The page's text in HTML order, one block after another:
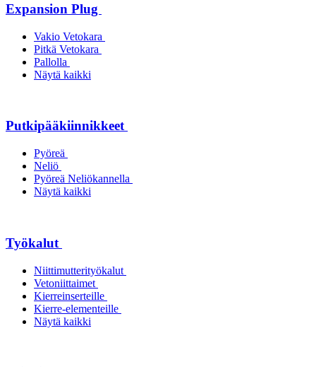
Expansion Plug
Vakio Vetokara
Pitkä Vetokara
Pallolla
Näytä kaikki
Putkipääkiinnikkeet
Pyöreä
Neliö
Pyöreä Neliökannella
Näytä kaikki
Työkalut
Niittimutterityökalut
Vetoniittaimet
Kierreinserteille
Kierre-elementeille
Näytä kaikki